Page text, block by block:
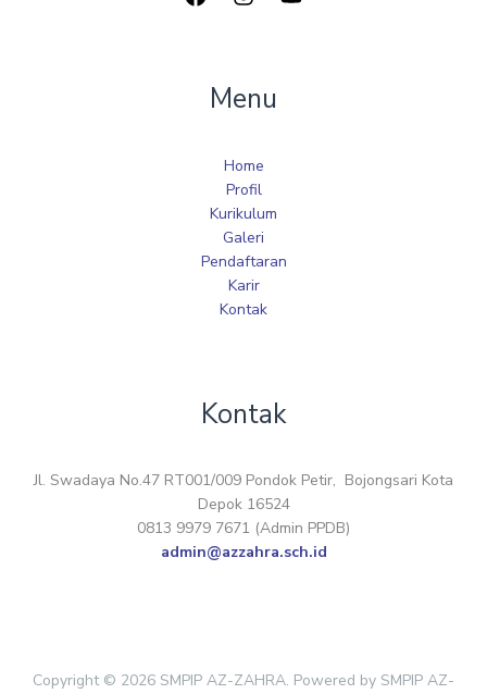
Menu
Home
Profil
Kurikulum
Galeri
Pendaftaran
Karir
Kontak
Kontak
Jl. Swadaya No.47 RT001/009 Pondok Petir, Bojongsari Kota
Depok 16524
0813 9979 7671 (Admin PPDB)
admin@azzahra.sch.id
Copyright © 2026 SMPIP AZ-ZAHRA. Powered by SMPIP AZ-